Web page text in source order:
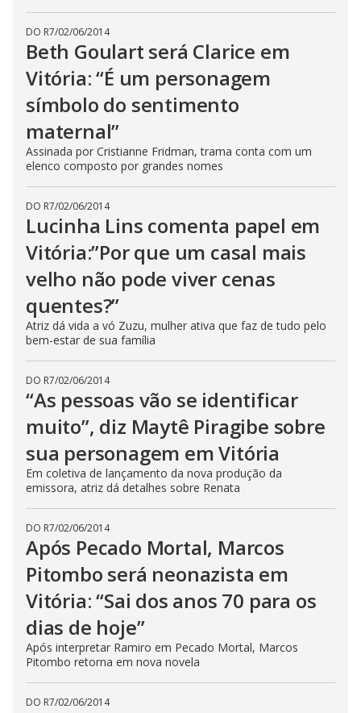
DO R7/02/06/2014
Beth Goulart será Clarice em
Vitória: “É um personagem
símbolo do sentimento
maternal”
Assinada por Cristianne Fridman, trama conta com um
elenco composto por grandes nomes
DO R7/02/06/2014
Lucinha Lins comenta papel em
Vitória:”Por que um casal mais
velho não pode viver cenas
quentes?”
Atriz dá vida a vó Zuzu, mulher ativa que faz de tudo pelo
bem-estar de sua família
DO R7/02/06/2014
“As pessoas vão se identificar
muito”, diz Maytê Piragibe sobre
sua personagem em Vitória
Em coletiva de lançamento da nova produção da
emissora, atriz dá detalhes sobre Renata
DO R7/02/06/2014
Após Pecado Mortal, Marcos
Pitombo será neonazista em
Vitória: “Sai dos anos 70 para os
dias de hoje”
Após interpretar Ramiro em Pecado Mortal, Marcos
Pitombo retorna em nova novela
DO R7/02/06/2014